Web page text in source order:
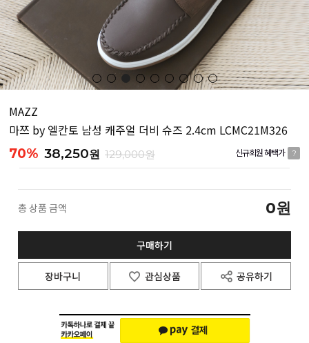
MAZZ
마쯔 by 엘칸토 남성 캐주얼 더비 슈즈 2.4cm LCMC21M326
70% 38,250원 129,000원 신규회원 혜택가 ?
총 상품 금액 0원
구매하기
장바구니 관심상품 공유하기